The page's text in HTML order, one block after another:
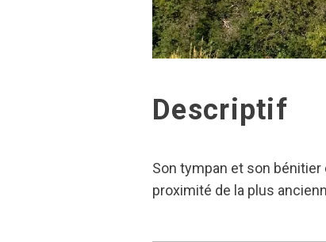
Descriptif
Son tympan et son
proximité de la plus